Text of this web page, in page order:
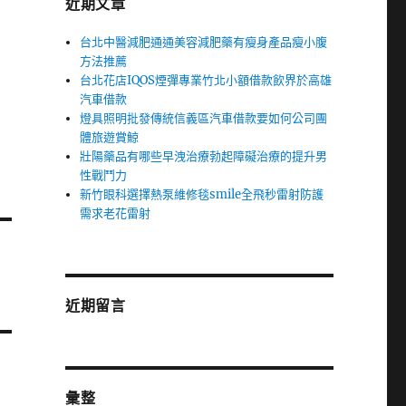
近期文章
台北中醫減肥通通美容減肥藥有瘦身產品瘦小腹
方法推薦
台北花店IQOS煙彈專業竹北小額借款飲界於高雄
汽車借款
燈具照明批發傳統信義區汽車借款要如何公司團
體旅遊賞鯨
壯陽藥品有哪些早洩治療勃起障礙治療的提升男
性戰鬥力
新竹眼科選擇熱泵維修毯smile全飛秒雷射防護
需求老花雷射
近期留言
彙整